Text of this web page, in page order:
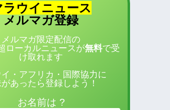
ラウイニュース
メルマガ登録
メルマガ限定配信の
ローカルニュースが無料で受
け取れます
・アフリカ・国際協力に
あったら登録しよう！
お名前は ?